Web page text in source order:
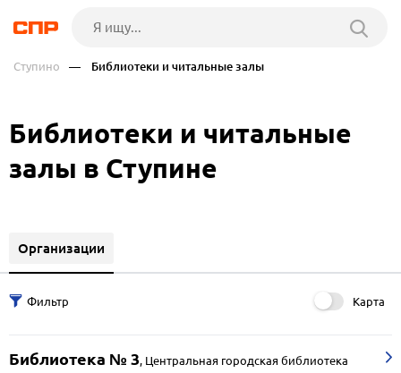
Ступино — Библиотеки и читальные залы
Библиотеки и читальные
залы в Ступине
Организации
Карта
Библиотека № 3, Центральная городская библиотека